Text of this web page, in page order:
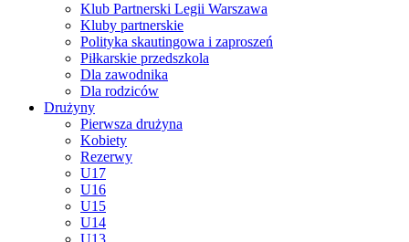
Klub Partnerski Legii Warszawa
Kluby partnerskie
Polityka skautingowa i zaproszeń
Piłkarskie przedszkola
Dla zawodnika
Dla rodziców
Drużyny
Pierwsza drużyna
Kobiety
Rezerwy
U17
U16
U15
U14
U13